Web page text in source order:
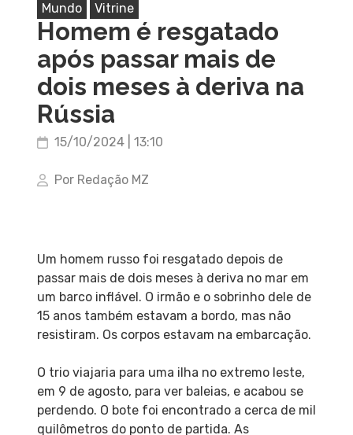
Mundo Vitrine
Homem é resgatado
após passar mais de
dois meses à deriva na
Rússia
15/10/2024 | 13:10
Por Redação MZ
Um homem russo foi resgatado depois de
passar mais de dois meses à deriva no mar em
um barco inflável. O irmão e o sobrinho dele de
15 anos também estavam a bordo, mas não
resistiram. Os corpos estavam na embarcação.
O trio viajaria para uma ilha no extremo leste,
em 9 de agosto, para ver baleias, e acabou se
perdendo. O bote foi encontrado a cerca de mil
quilômetros do ponto de partida. As